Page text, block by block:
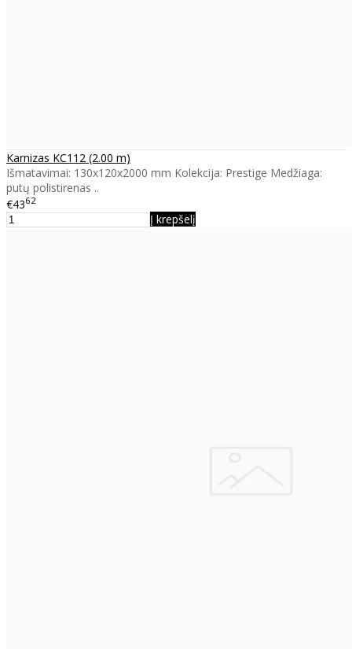
Karnizas KC112 (2.00 m)
Išmatavimai: 130x120x2000 mm Kolekcija: Prestige Medžiaga:
putų polistirenas ..
€4362
Į krepšelį